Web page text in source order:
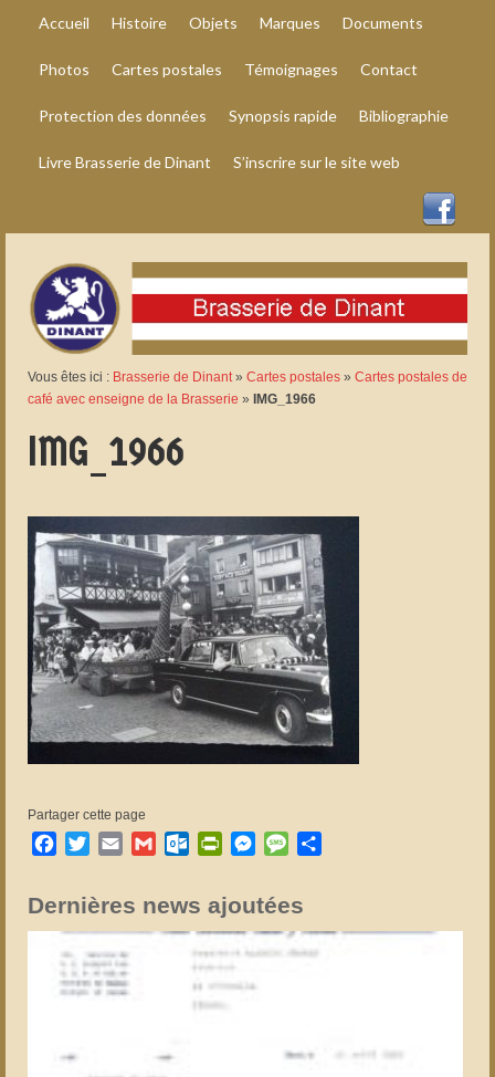
Accueil Histoire Objets Marques Documents
Photos Cartes postales Témoignages Contact
Protection des données Synopsis rapide Bibliographie
Livre Brasserie de Dinant S’inscrire sur le site web
Vous êtes ici : Brasserie de Dinant» Cartes postales » Cartes postales de
café avec enseigne de la Brasserie » IMG_1966
IMG_1966
Partager cette page
Facebook
TwitterEmail GmailOutlook.com
PrintFriendly
Messenger
Message
Dernières news ajoutées